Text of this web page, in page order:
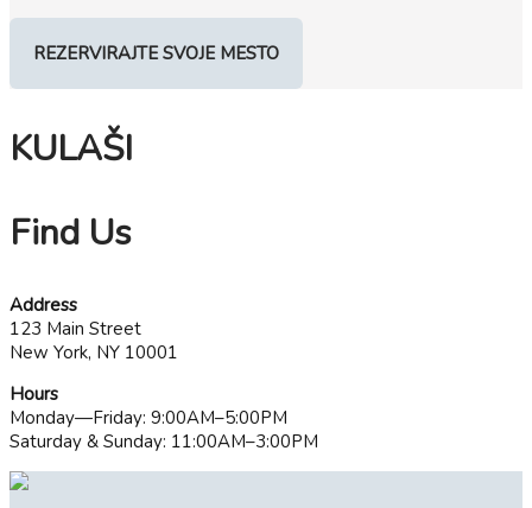
REZERVIRAJTE SVOJE MESTO
KULAŠI
Find Us
Address
123 Main Street
New York, NY 10001
Hours
Monday—Friday: 9:00AM–5:00PM
Saturday & Sunday: 11:00AM–3:00PM